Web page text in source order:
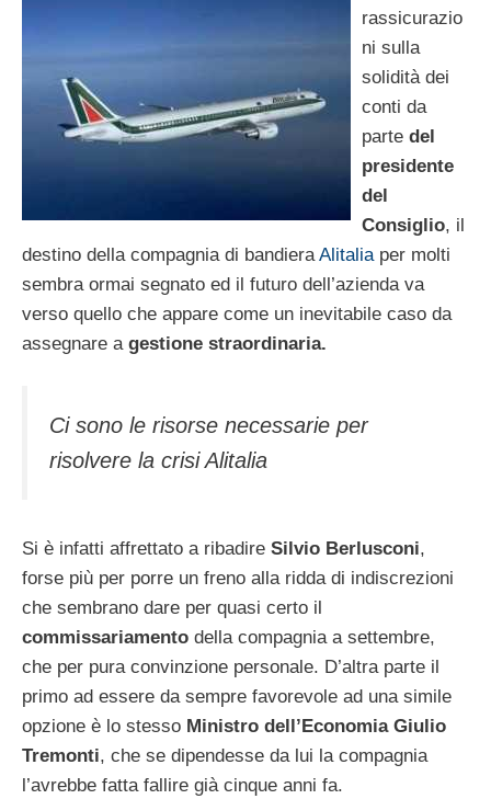
rassicurazio
ni sulla
solidità dei
conti da
parte del
presidente
del
Consiglio, il
destino della compagnia di bandiera Alitalia per molti
sembra ormai segnato ed il futuro dell’azienda va
verso quello che appare come un inevitabile caso da
assegnare a gestione straordinaria.
Ci sono le risorse necessarie per
risolvere la crisi Alitalia
Si è infatti affrettato a ribadire Silvio Berlusconi,
forse più per porre un freno alla ridda di indiscrezioni
che sembrano dare per quasi certo il
commissariamento della compagnia a settembre,
che per pura convinzione personale. D’altra parte il
primo ad essere da sempre favorevole ad una simile
opzione è lo stesso Ministro dell’Economia Giulio
Tremonti, che se dipendesse da lui la compagnia
l’avrebbe fatta fallire già cinque anni fa.